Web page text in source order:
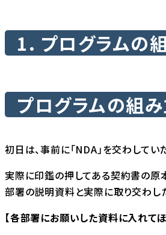
1. プログラムの
プログラムの組
初日は、事前に「NDA」を交わしてい
実際に印鑑の押してある契約書の原
部署の説明資料と実際に取り交わし
【各部署にお願いした資料に入れてほ